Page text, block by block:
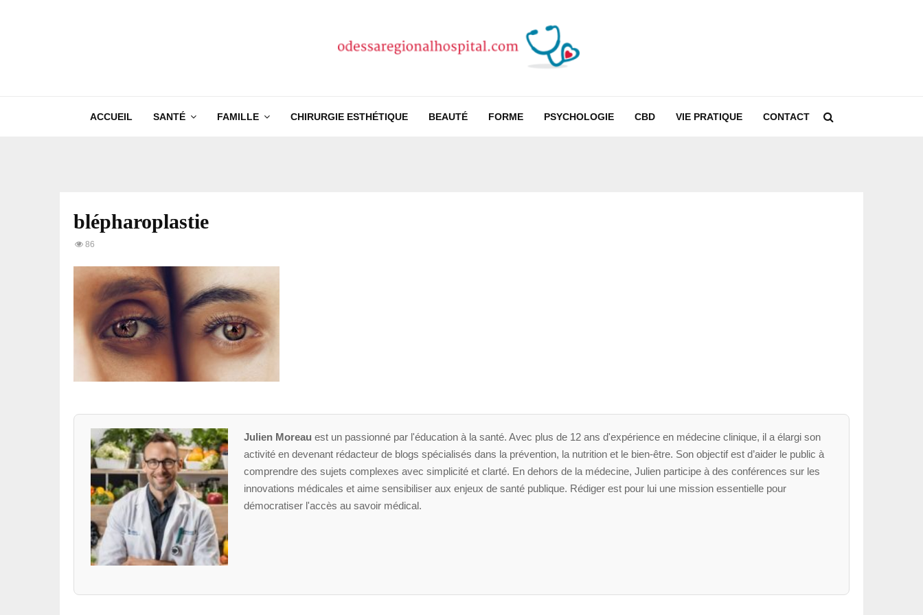
ACCUEIL SANTÉ FAMILLE CHIRURGIE ESTHÉTIQUE BEAUTÉ FORME PSYCHOLOGIE CBD VIE PRATIQUE CONTACT
blépharoplastie
86
Julien Moreau est un passionné par l'éducation à la santé. Avec plus de 12 ans d'expérience en médecine clinique, il a élargi son
activité en devenant rédacteur de blogs spécialisés dans la prévention, la nutrition et le bien-être. Son objectif est d’aider le public à
comprendre des sujets complexes avec simplicité et clarté. En dehors de la médecine, Julien participe à des conférences sur les
innovations médicales et aime sensibiliser aux enjeux de santé publique. Rédiger est pour lui une mission essentielle pour
démocratiser l'accès au savoir médical.